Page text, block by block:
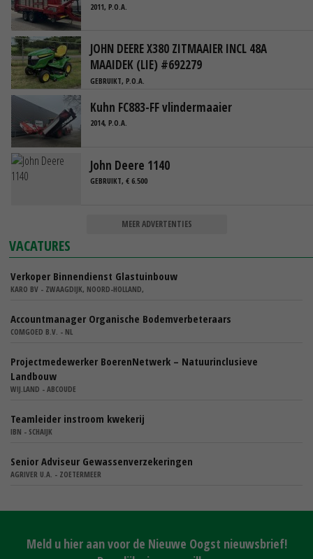
2011, P.O.A.
JOHN DEERE X380 ZITMAAIER INCL 48A
MAAIDEK (LIE) #692279
GEBRUIKT, P.O.A.
Kuhn FC883-FF vlindermaaier
2014, P.O.A.
John Deere 1140
GEBRUIKT, € 6.500
MEER ADVERTENTIES
VACATURES
Verkoper Binnendienst Glastuinbouw
KARO BV - ZWAAGDIJK, NOORD-HOLLAND,
Accountmanager Organische Bodemverbeteraars
COMGOED B.V. - NL
Projectmedewerker BoerenNetwerk – Natuurinclusieve
Landbouw
WIJ.LAND - ABCOUDE
Teamleider instroom kwekerij
IBN - SCHAIJK
Senior Adviseur Gewassenverzekeringen
AGRIVER U.A. - ZOETERMEER
Meld u hier aan voor de Nieuwe Oogst nieuwsbrief!